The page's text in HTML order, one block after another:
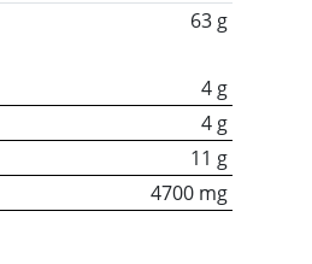
63 g
4 g
4 g
11 g
4700 mg